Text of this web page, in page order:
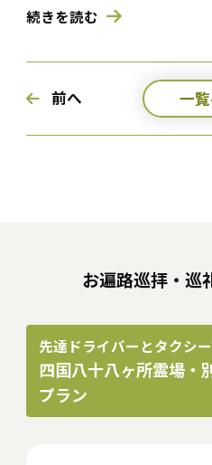
続きを読む
前へ 一
お遍路巡拝・巡
先達ドライバーとタクシ
四国八十八ヶ所霊場
プラン